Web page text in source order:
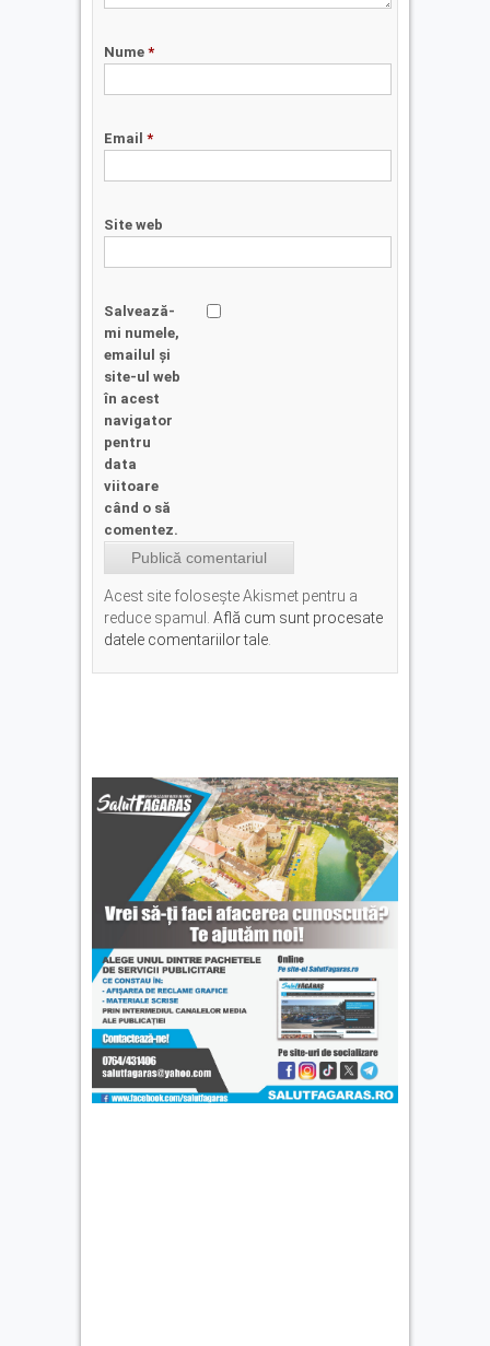
Nume *
Email *
Site web
Salvează-
mi numele,
emailul și
site-ul web
în acest
navigator
pentru
data
viitoare
când o să
comentez.
Acest site folosește Akismet pentru a
reduce spamul. Află cum sunt procesate
datele comentariilor tale